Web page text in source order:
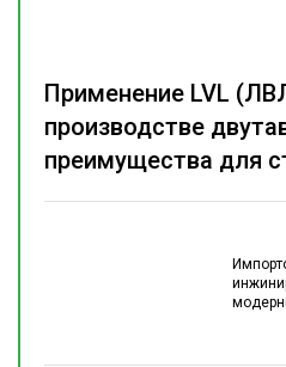
Применение LVL
производстве
преимущества для